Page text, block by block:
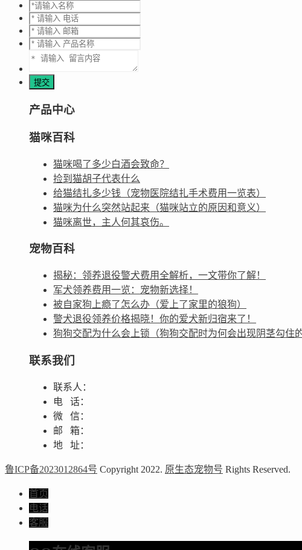
产品中心
猫咪百科
猫咪喝了多少白酒会致命？
捡到猫胡子代表什么
给猫结扎多少钱（宠物医院结扎手术费用一览表）
猫咪为什么突然站起来（猫咪站立的原因和意义）
猫咪离世，主人何其哀伤。
宠物百科
揭秘：领养退役警犬费用全解析，一文带你了解！
军犬领养费用一览：宠物新选择！
被自家狗上瘾了怎么办（爱上了家里的狼狗）
警犬退役领养价格揭晓！你的爱犬新归宿来了！
狗狗交配为什么会上锁（狗狗交配时为何会出现阴茎勾住
联系我们
联系人：
电 话：
微 信：
邮 箱：
地 址：
鲁ICP备2023012864号 Copyright 2022. 原生态宠物号 Rights Reserved.
首页
电话
客服